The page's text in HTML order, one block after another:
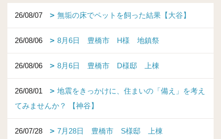
26/08/07 無垢の床でペットを飼った結果【大谷】
26/08/06 8月6日 豊橋市 H様 地鎮祭
26/08/06 8月6日 豊橋市 D様邸 上棟
26/08/01
地震をきっかけに、住まいの「備え」を考え
てみませんか？ 【神谷】
26/07/28 7月28日 豊橋市 S様邸 上棟